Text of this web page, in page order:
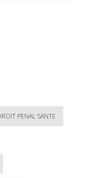
PENAL SANTE